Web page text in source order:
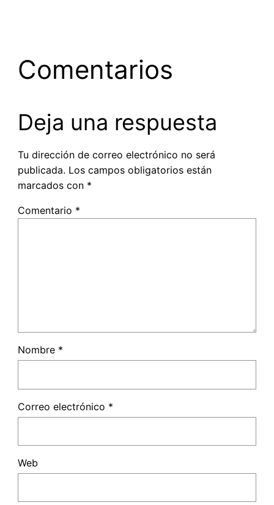
Comentarios
Deja una respuesta
Tu dirección de correo electrónico no será
publicada. Los campos obligatorios están
marcados con *
Comentario *
Nombre *
Correo electrónico *
Web